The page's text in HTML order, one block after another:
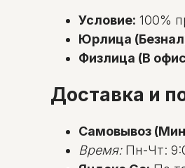
Условие: 100%
Юрлица
Физлица (В
Доставка и
Самовывоз
Время:Пн-Чт: